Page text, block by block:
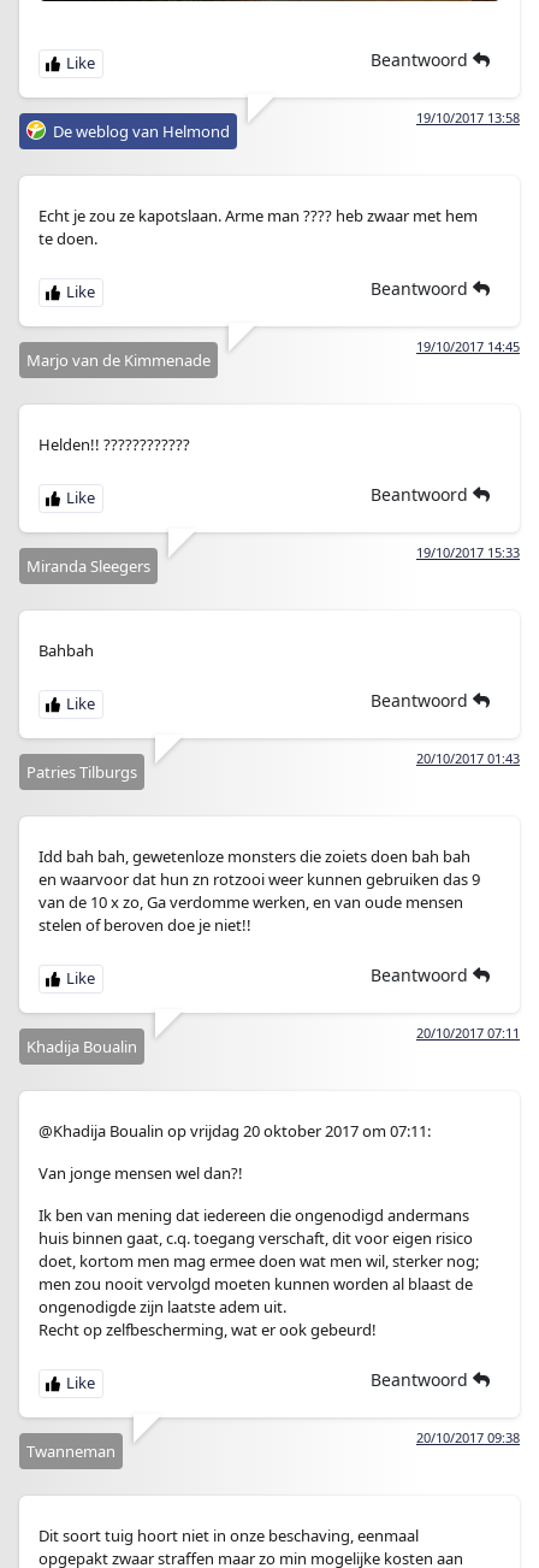
Beantwoord
19/10/2017 13:58
De weblog van Helmond
Echt je zou ze kapotslaan. Arme man ???? heb zwaar met hem
te doen.
Beantwoord
19/10/2017 14:45
Marjo van de Kimmenade
Helden!! ????????????
Beantwoord
19/10/2017 15:33
Miranda Sleegers
Bahbah
Beantwoord
20/10/2017 01:43
Patries Tilburgs
Idd bah bah, gewetenloze monsters die zoiets doen bah bah
en waarvoor dat hun zn rotzooi weer kunnen gebruiken das 9
van de 10 x zo, Ga verdomme werken, en van oude mensen
stelen of beroven doe je niet!!
Beantwoord
20/10/2017 07:11
Khadija Boualin
@Khadija Boualin op vrijdag 20 oktober 2017 om 07:11:
Van jonge mensen wel dan?!
Ik ben van mening dat iedereen die ongenodigd andermans
huis binnen gaat, c.q. toegang verschaft, dit voor eigen risico
doet, kortom men mag ermee doen wat men wil, sterker nog;
men zou nooit vervolgd moeten kunnen worden al blaast de
ongenodigde zijn laatste adem uit.
Recht op zelfbescherming, wat er ook gebeurd!
Beantwoord
20/10/2017 09:38
Twanneman
Dit soort tuig hoort niet in onze beschaving, eenmaal
opgepakt zwaar straffen maar zo min mogelijke kosten aan